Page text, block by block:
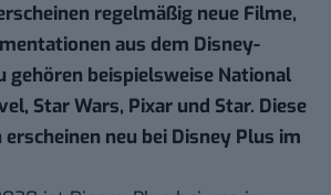
regelmäßig neue Filme,
aus dem Disney-
gehören beispielsweise National
, Star Wars, Pixar und Star. Diese
neu bei Disney Plus im